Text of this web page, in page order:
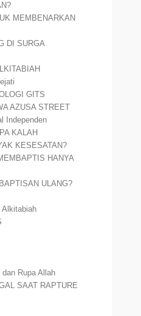
MEMBENARKAN
DI SURGA
GITS
AZUSA STREET
Independen
KALAH
KESESATAN?
HANYA
ULANG?
Alkitabiah
Rupa Allah
SAAT RAPTURE